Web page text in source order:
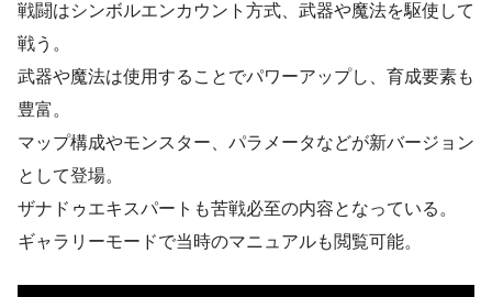
戦闘はシンボルエンカウント方式、武器や魔法を駆使して
戦う。
武器や魔法は使用することでパワーアップし、育成要素も
豊富。
マップ構成やモンスター、パラメータなどが新バージョン
として登場。
ザナドゥエキスパートも苦戦必至の内容となっている。
ギャラリーモードで当時のマニュアルも閲覧可能。